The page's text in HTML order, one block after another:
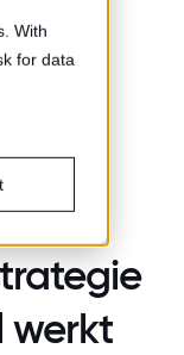
With
for data
werkt